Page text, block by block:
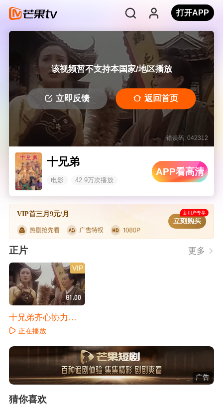
打开APP
该视频暂不支持本国家/地区播放
立即反馈 返回首页
错误码: 042312
十兄弟
电影 42.9万次播放
APP看高清
VIP首三月9元/月 新用户专享
立刻购买
正片 更多
81:00
VIP
十兄弟齐心协力救
父母正在播放
广告
猜你喜欢